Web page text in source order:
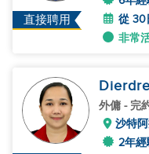
直接聘用
從 30
非常
Dierdre
外傭 - 完
沙特
2年經